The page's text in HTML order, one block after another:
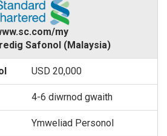
my
Safonol (Malaysia)
USD 20,000
4-6 diwrnod gwaith
Ymweliad Personol